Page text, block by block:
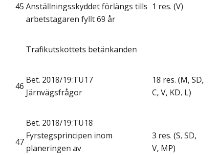
45 Anställningsskyddet förlängs tills
arbetstagaren fyllt 69 år
1 res. (V)
Trafikutskottets betänkanden
46
Bet. 2018/19:TU17
Järnvägsfrågor
18 res. (M, SD,
C, V, KD, L)
47
Bet. 2018/19:TU18
Fyrstegsprincipen inom
planeringen av
3 res. (S, SD,
V, MP)